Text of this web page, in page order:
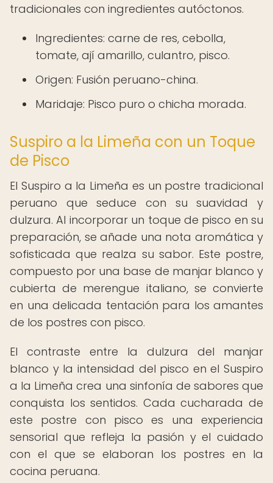
tradicionales con ingredientes autóctonos.
Ingredientes: carne de res, cebolla,
tomate, ají amarillo, culantro, pisco.
Origen: Fusión peruano-china.
Maridaje: Pisco puro o chicha morada.
Suspiro a la Limeña con un Toque
de Pisco
El Suspiro a la Limeña es un postre tradicional
peruano que seduce con su suavidad y
dulzura. Al incorporar un toque de pisco en su
preparación, se añade una nota aromática y
sofisticada que realza su sabor. Este postre,
compuesto por una base de manjar blanco y
cubierta de merengue italiano, se convierte
en una delicada tentación para los amantes
de los postres con pisco.
El contraste entre la dulzura del manjar
blanco y la intensidad del pisco en el Suspiro
a la Limeña crea una sinfonía de sabores que
conquista los sentidos. Cada cucharada de
este postre con pisco es una experiencia
sensorial que refleja la pasión y el cuidado
con el que se elaboran los postres en la
cocina peruana.